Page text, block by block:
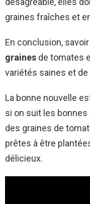
graines fraîches et
En conclusion,
graines de tomates
variétés saines et de
La bonne nouvelle
si on suit les
des graines de
prêtes à être
délicieux.